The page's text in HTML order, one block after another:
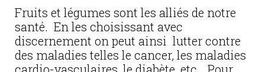
Fruits et légumes sont les alliés de notre
santé. En les choisissant avec
discernement on peut ainsi lutter contre
des maladies telles le cancer, les maladies